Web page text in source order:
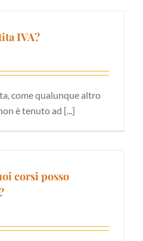
IVA?
come qualunque altro
è tenuto ad [...]
corsi posso